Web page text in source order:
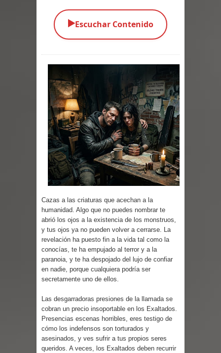
Parte 02: Los Muertos Gobiernan a
los Vivos
Parte 02: El Enemigo de mi Enemigo
Parte 06: Coletazos
Parte 05: Los Horrores del Infierno
Parte 04: Oídos Sordos
Parte 03: La Traición
Parte 02: Vuelve el Hijo Prodigo
Parte 03: Reflexiones
▶️Escuchar Contenido
Cazas a las criaturas que acechan a la
humanidad. Algo que no puedes nombrar te
abrió los ojos a la existencia de los monstruos,
y tus ojos ya no pueden volver a cerrarse. La
revelación ha puesto fin a la vida tal como la
conocías, te ha empujado al terror y a la
paranoia, y te ha despojado del lujo de confiar
en nadie, porque cualquiera podría ser
secretamente uno de ellos.
Las desgarradoras presiones de la llamada se
cobran un precio insoportable en los Exaltados.
Presencias escenas horribles, eres testigo de
cómo los indefensos son torturados y
asesinados, y ves sufrir a tus propios seres
queridos. A veces, los Exaltados deben recurrir